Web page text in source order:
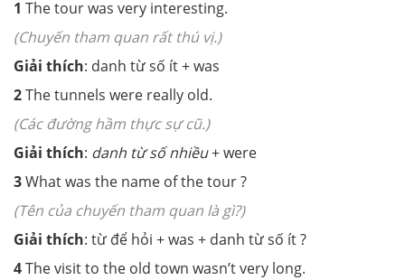
1 The tourwas very interesting.
(Chuyến tham quan rất thú vị.)
Giải thích: danh từ số ít + was
2The tunnels were really old.
(Các đường hầm thực sự cũ.)
Giải thích: danh từ số nhiều+ were
3Whatwas the name of the tour?
(Tên của chuyến tham quan là gì?)
Giải thích: từ để hỏi + was + danh từ số ít ?
4The visit to the old town wasn’tvery long.